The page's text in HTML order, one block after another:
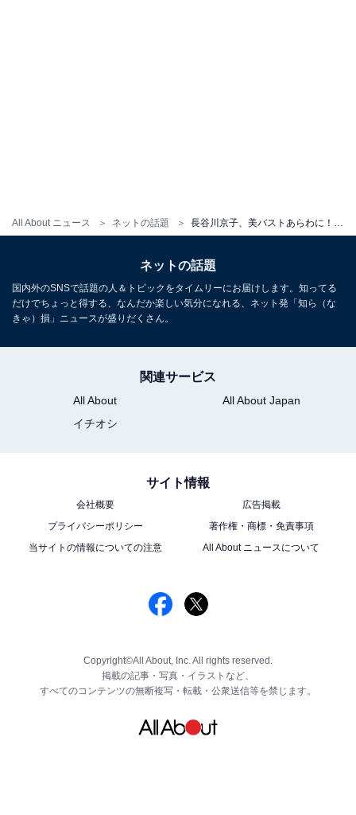
All About ニュース ネットの話題
ネットの話題
国内外のSNSで話題の人＆トピックをタイムリーにお届けします。知ってる
だけでちょっと得する、なんだか楽しい気分になれる、ネット発「知ら（な
きゃ）損」ニュースが盛りだくさん。
関連サービス
All About
All About Japan
イチオシ
サイト情報
会社概要
広告掲載
プライバシーポリシー
著作権・商標・免責事項
当サイトの情報についての注意
All About ニュースについて
Copyright©All About, Inc. All rights reserved.
掲載の記事・写真・イラストなど、
すべてのコンテンツの無断複写・転載・公衆送信等を禁じます。